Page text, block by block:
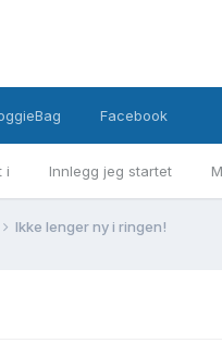
i Innlegg jeg startet
Facebook
Ikke lenger ny i ringen!